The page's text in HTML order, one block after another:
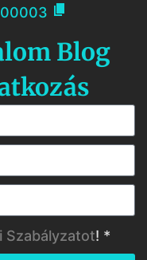

Blog
Szabályzatot! *